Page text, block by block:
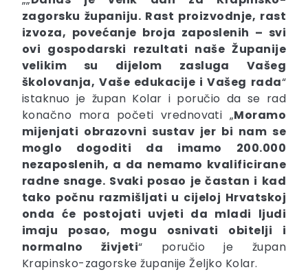
zagorsku županiju. Rast proizvodnje, rast
izvoza, povećanje broja zaposlenih – svi
ovi gospodarski rezultati naše Županije
velikim su dijelom zasluga Vašeg
školovanja, Vaše edukacije i Vašeg rada“
istaknuo je župan Kolar i poručio da se rad
konačno mora početi vrednovati „Moramo
mijenjati obrazovni sustav jer bi nam se
moglo dogoditi da imamo 200.000
nezaposlenih, a da nemamo kvalificirane
radne snage. Svaki posao je častan i kad
tako počnu razmišljati u cijeloj Hrvatskoj
onda će postojati uvjeti da mladi ljudi
imaju posao, mogu osnivati obitelji i
normalno živjeti“ poručio je župan
Krapinsko-zagorske županije Željko Kolar.